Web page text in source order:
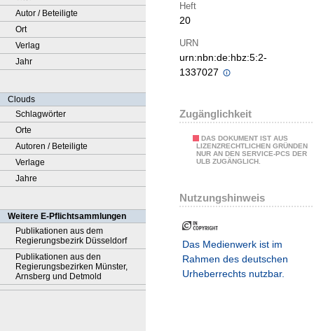
Autor / Beteiligte
Ort
Verlag
Jahr
Clouds
Schlagwörter
Orte
Autoren / Beteiligte
Verlage
Jahre
Weitere E-Pflichtsammlungen
Publikationen aus dem
Regierungsbezirk Düsseldorf
Publikationen aus den
Regierungsbezirken Münster,
Arnsberg und Detmold
Heft
20
URN
urn:nbn:de:hbz:5:2-
1337027
Zugänglichkeit
DAS DOKUMENT IST AUS
LIZENZRECHTLICHEN GRÜNDEN
NUR AN DEN SERVICE-PCS DER
ULB ZUGÄNGLICH.
Nutzungshinweis
Das Medienwerk ist im
Rahmen des deutschen
Urheberrechts nutzbar.